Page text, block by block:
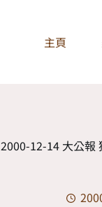
主頁
2000-12-14 大公報